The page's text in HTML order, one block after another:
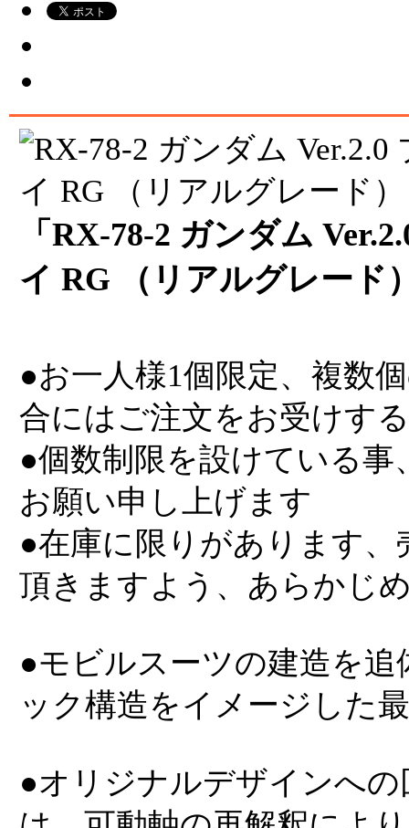
「RX-78-2 ガンダム
イ RG （リアルグレード
●お一人様1個限定、複数
合にはご注文をお受けす
●個数制限を設けている
お願い申し上げます
●在庫に限りがあります
頂きますよう、あらかじ
●モビルスーツの建造を
ック構造をイメージした
●オリジナルデザインへ